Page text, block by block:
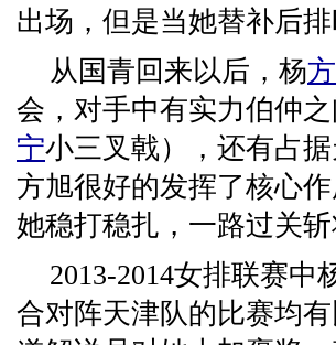
出场，但是当她替补后
从国青回来以后，杨
会，对手中有实力伯仲
宁小三叉戟），还有占
方旭很好的发挥了核心
她稳打稳扎，一路过关
2013-2014女排联赛
合对阵天津队的比赛均